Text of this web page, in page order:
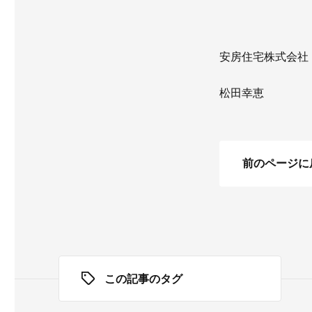
安房住宅株式会社
松田幸恵
前のページに
この記事のタグ